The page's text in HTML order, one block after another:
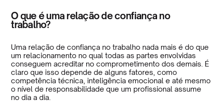
O que é uma relação de confiança no
trabalho?
Uma relação de confiança no trabalho nada mais é do que
um relacionamento no qual todas as partes envolvidas
conseguem acreditar no comprometimento dos demais. É
claro que isso depende de alguns fatores, como
competência técnica, inteligência emocional e até mesmo
o nível de responsabilidade que um profissional assume
no dia a dia.